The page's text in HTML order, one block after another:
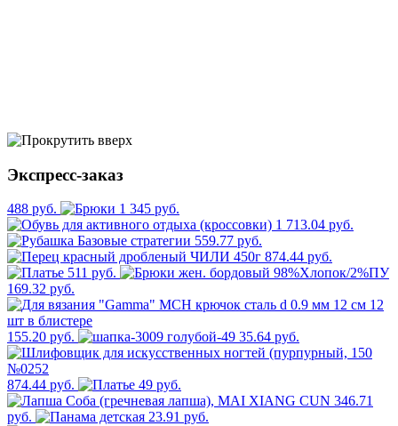
Экспресс-заказ
488 руб.
1 345 руб.
1 713.04 руб.
559.77 руб.
874.44 руб.
511 руб.
169.32 руб.
155.20 руб. 35.64 руб.
874.44 руб.
49 руб.
346.71
руб.
23.91 руб.